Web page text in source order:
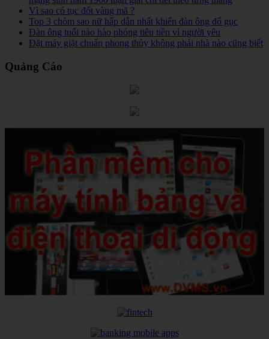
Vì sao có tục đốt vàng mã ?
Top 3 chòm sao nữ hấp dẫn nhất khiến đàn ông đổ gục
Đàn ông tuổi nào hào phóng tiêu tiền vì người yêu
Đặt máy giặt chuẩn phong thủy không phải nhà nào cũng biết
Quảng Cáo